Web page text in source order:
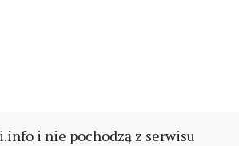
i nie pochodzą z serwisu